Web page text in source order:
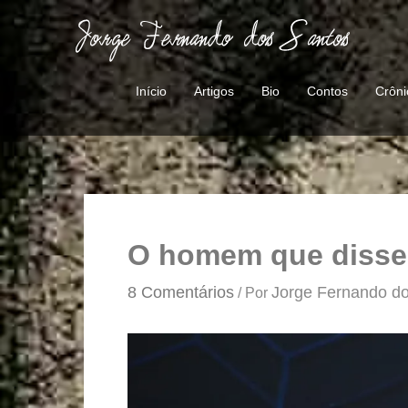
conteúdo
Início Artigos Bio Contos
O homem que
8 Comentários / Por Jorge Fernando